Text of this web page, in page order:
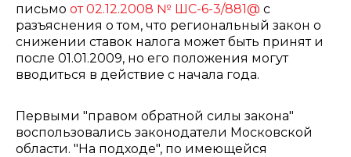
письмо от 02.12.2008 № ШС-6-3/881@ с
разъяснения о том, что региональный закон о
снижении ставок налога может быть принят и
после 01.01.2009, но его положения могут
вводиться в действие с начала года.
Первыми "правом обратной силы закона"
воспользовались законодатели Московской
области. "На подходе", по имеющейся